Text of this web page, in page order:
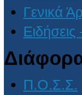
Γενικά
Π.Ο.Σ.Σ.